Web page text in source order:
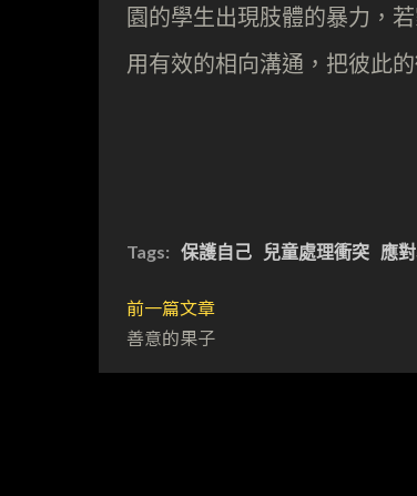
園的學生出現肢體的暴力，
用有效的相向溝通，把彼此
Tags: 保護自己 兒童處理衝突 應
前一篇文章
善意的果子